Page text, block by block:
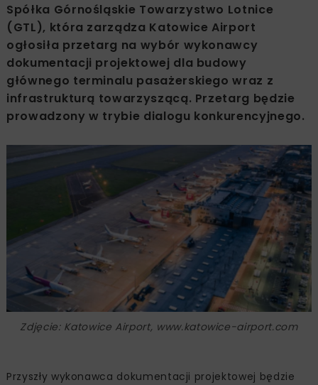
Spółka Górnośląskie Towarzystwo Lotnice
(GTL), która zarządza Katowice Airport
ogłosiła przetarg na wybór wykonawcy
dokumentacji projektowej dla budowy
głównego terminalu pasażerskiego wraz z
infrastrukturą towarzyszącą. Przetarg będzie
prowadzony w trybie dialogu konkurencyjnego.
Zdjęcie: Katowice Airport, www.katowice-airport.com
Przyszły wykonawca dokumentacji projektowej będzie